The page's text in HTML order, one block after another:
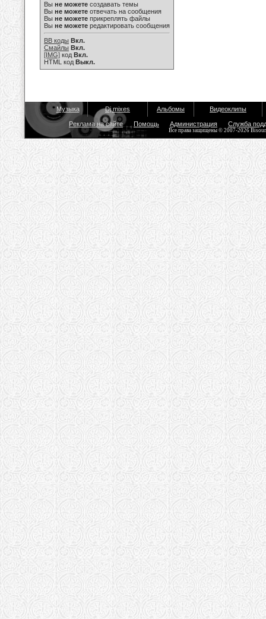
Вы не можете создавать темы
Вы не можете отвечать на сообщения
Вы не можете прикреплять файлы
Вы не можете редактировать сообщения
BB коды Вкл.
Смайлы Вкл.
[IMG] код Вкл.
HTML код Выкл.
Музыка Dj mixes Альбомы Видеоклипы
Реклама на сайте Помощь Администрация Служба
Все права защищены © 2007-2026